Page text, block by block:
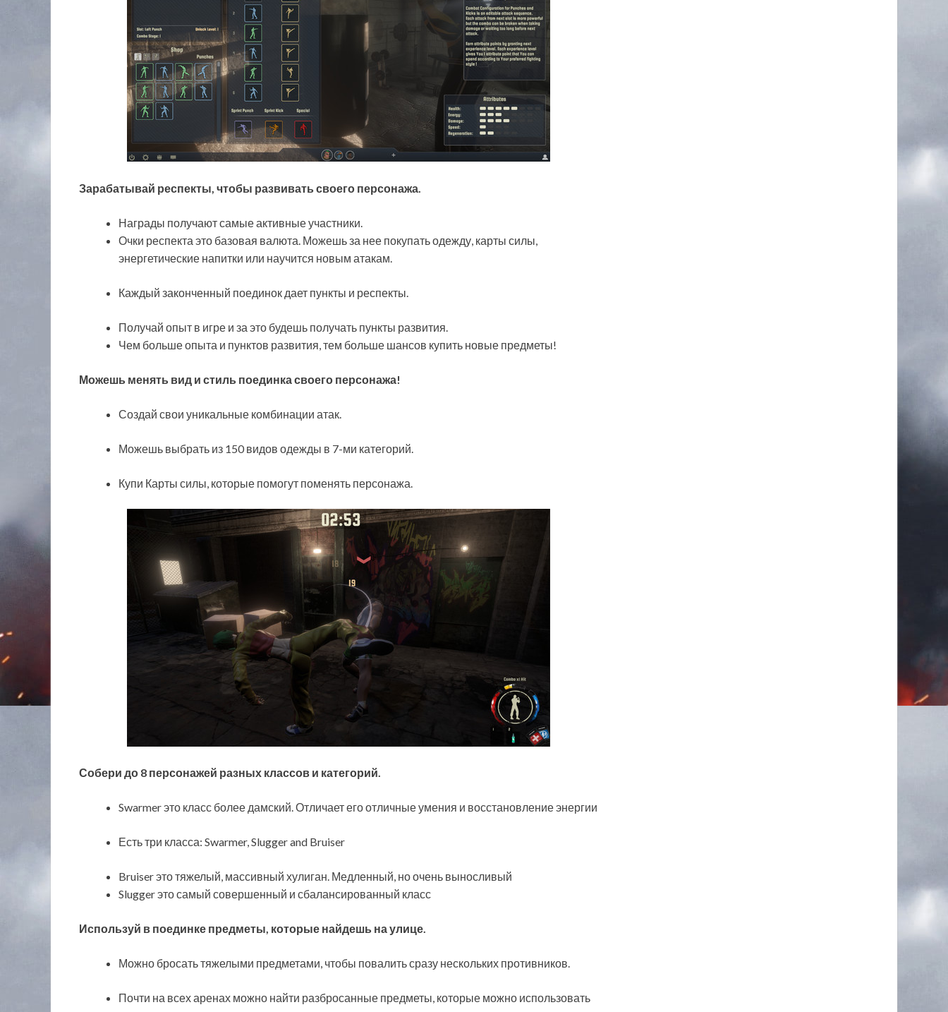
Зарабатывай респекты, чтобы развивать своего персонажа.
Награды получают самые активные участники.
Очки респекта это базовая валюта. Можешь за нее покупать одежду, карты силы,
энергетические напитки или научится новым атакам.
Каждый законченный поединок дает пункты и респекты.
Получай опыт в игре и за это будешь получать пункты развития.
Чем больше опыта и пунктов развития, тем больше шансов купить новые предметы!
Можешь менять вид и стиль поединка своего персонажа!
Создай свои уникальные комбинации атак.
Можешь выбрать из 150 видов одежды в 7-ми категорий.
Купи Карты силы, которые помогут поменять персонажа.
Собери до 8 персонажей разных классов и категорий.
Swarmer это класс более дамский. Отличает его отличные умения и восстановление энергии
Есть три класса: Swarmer, Slugger and Bruiser
Bruiser это тяжелый, массивный хулиган. Медленный, но очень выносливый
Slugger это самый совершенный и сбалансированный класс
Используй в поединке предметы, которые найдешь на улице.
Можно бросать тяжелыми предметами, чтобы повалить сразу нескольких противников.
Почти на всех аренах можно найти разбросанные предметы, которые можно использовать